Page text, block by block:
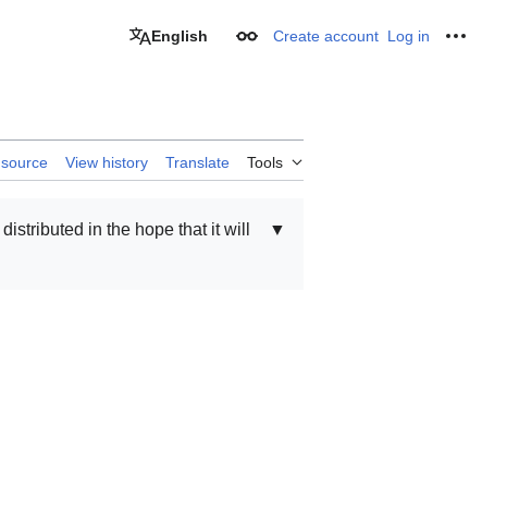
English Appearance
Create account Log in
View history Translate Tools
▼
in the hope that it will